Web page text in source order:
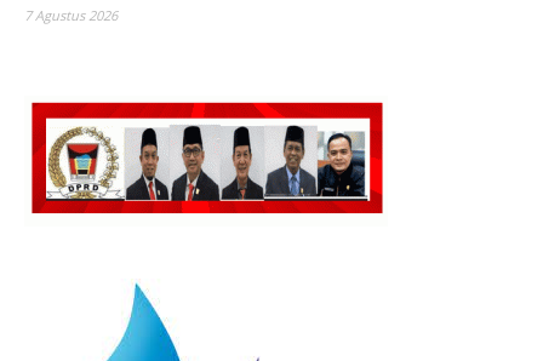
7 Agustus 2026